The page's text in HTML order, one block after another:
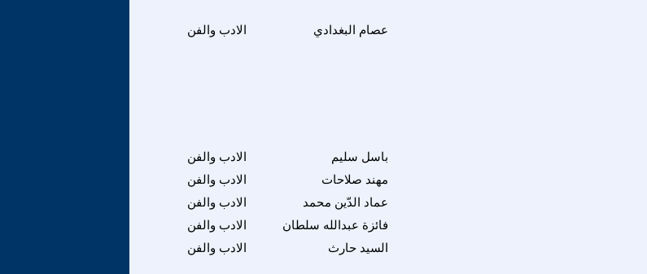
الادب والفن عصام البغدادي
الادب والفن باسل سليم
الادب والفن
مهند صلاحات
الادب والفن
عماد الدّين محمد
الادب والفن
فائزة عبدالله سلطان
الادب والفن
السيد حارث